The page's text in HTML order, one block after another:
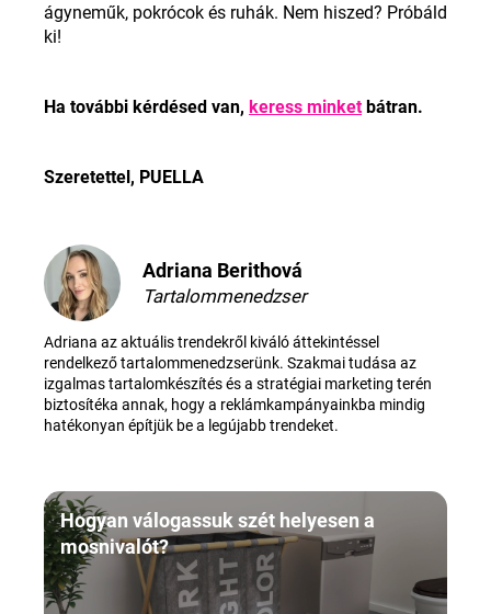
ágyneműk, pokrócok és ruhák. Nem hiszed? Próbáld
ki!
Ha további kérdésed van, keress minketbátran.
Szeretettel, PUELLA
Adriana Berithová
Tartalommenedzser
Adriana az aktuális trendekről kiváló áttekintéssel
rendelkező tartalommenedzserünk. Szakmai tudása az
izgalmas tartalomkészítés és a stratégiai marketing terén
biztosítéka annak, hogy a reklámkampányainkba mindig
hatékonyan építjük be a legújabb trendeket.
Hogyan válogassuk szét helyesen a
mosnivalót?